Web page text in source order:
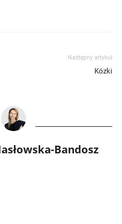
Następny artykuł
Kózki
Bandosz